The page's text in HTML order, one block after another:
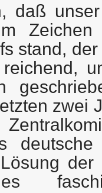
daß
Zeichen
stand,
zwei
deutsche
der